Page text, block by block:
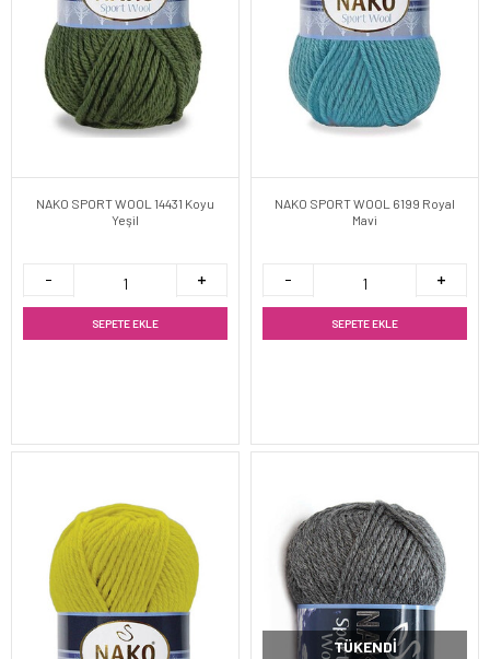
NAKO SPORT WOOL 14431 Koyu
Yeşil
SEPETE EKLE
NAKO SPORT WOOL 6199 Royal
Mavi
SEPETE EKLE
TÜKENDI